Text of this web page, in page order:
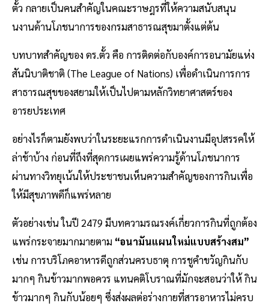
ตั้ว กลายเป็นคนสําคัญในคณะราษฎรที่ให้ความสนับสนุน
นงานด้านโภชนาการของกรมสาธารณสุขมาตั้งแต่ต้น
บทบาทสำคัญของ ดร.ตั้ว คือ การติดต่อกับองค์การอนามัยแห่ง
สันนิบาติชาติ (The League of Nations) เพื่อดําเนินการการ
สาธารณสุขของสยามให้เป็นไปตามหลักวิทยาศาสตร์ของ
อารยประเทศ
อย่างไรก็ตามยังพบว่าในระยะแรกการดําเนินงานมีอุปสรรคให้
ล่าช้าบ้าง ก่อนที่ถึงที่สุดการเผยแพร่ความรู้ด้านโภชนาการ
ผ่านทางวิทยุเน้นให้ประชาชนเห็นความสําคัญของการกินเพื่อ
ให้มีสุขภาพดีก็แพร่หลาย
ตัวอย่างเช่น ในปี 2479 มีบทความรณรงค์เกี่ยวการกินที่ถูกต้อง
แพร่กระจายมากมายตาม “อนามันแผนใหม่แบบสร้างสม”
เช่น การบริโภคอาหารดีถูกส่วนครบธาตุ การชูคำขวัญกินกับ
มากๆ กินข้าวมากพอควร แทนคติโบราณที่มักจะสอนว่าให้ กิน
ข้าวมากๆ กินกับน้อยๆ ซึ่งส่งผลต่อร่างกายที่สารอาหารไม่ครบ